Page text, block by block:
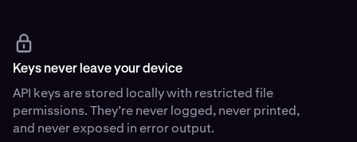
Keys never leave your device
API keys are stored locally with restricted file
permissions. They’re never logged, never printed,
and never exposed in error output.